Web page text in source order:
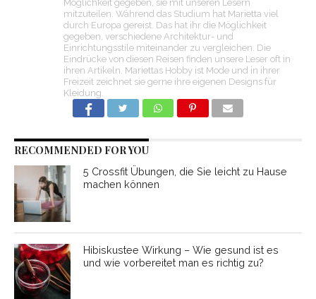
Möglichkeit gegeben, sie mit unseren Lesern
mitzuteilen. Während das Studium hat Marietta viel
durch Europa gereist. Das hat ihr die Möglichkeit
gegeben, verschiedene Architektur- und
Einrichtungsstile miteinander zu vergleichen. Die
Eindrücke von diesen Reisen finden unsere Leser oft in
ihren Artikeln. Mariettas Hobby ist Mode und in ihrer
Freizeit zeichnet sie gerne ihre eigenen Designs für
Kleidung.
RECOMMENDED FOR YOU
5 Crossfit Übungen, die Sie leicht zu Hause
machen können
Hibiskustee Wirkung – Wie gesund ist es
und wie vorbereitet man es richtig zu?